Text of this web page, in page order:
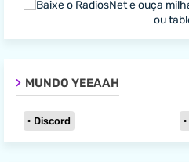
MUNDO YEEAAH
Discord